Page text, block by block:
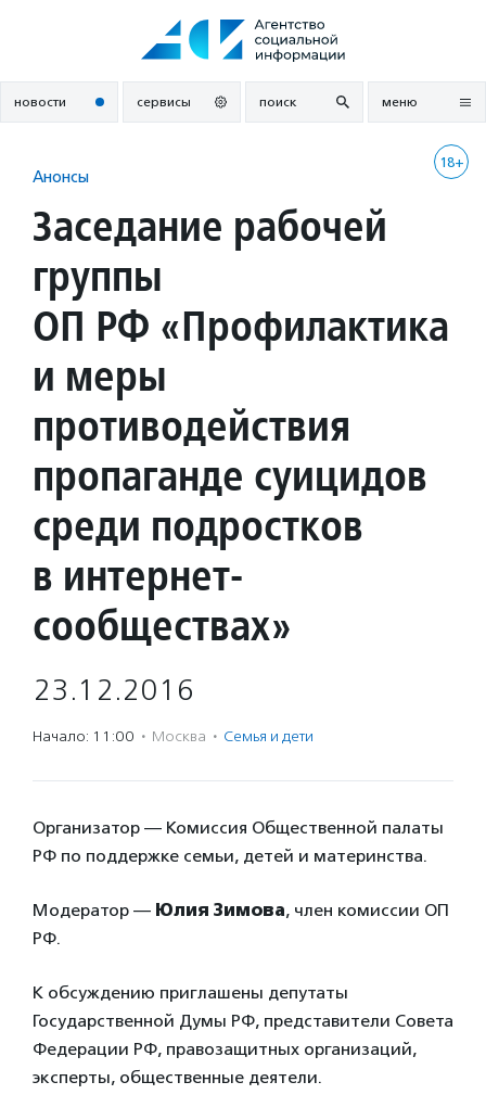
новости сервисы поиск меню
18+
Анонсы
Заседание рабочей
группы
ОП РФ «Профилактика
и меры
противодействия
пропаганде суицидов
среди подростков
в интернет-
сообществах»
23.12.2016
Начало: 11:00 · Москва · Семья и дети
Организатор — Комиссия Общественной палаты
РФ по поддержке семьи, детей и материнства.
Модератор — Юлия Зимова, член комиссии ОП
РФ.
К обсуждению приглашены депутаты
Государственной Думы РФ, представители Совета
Федерации РФ, правозащитных организаций,
эксперты, общественные деятели.